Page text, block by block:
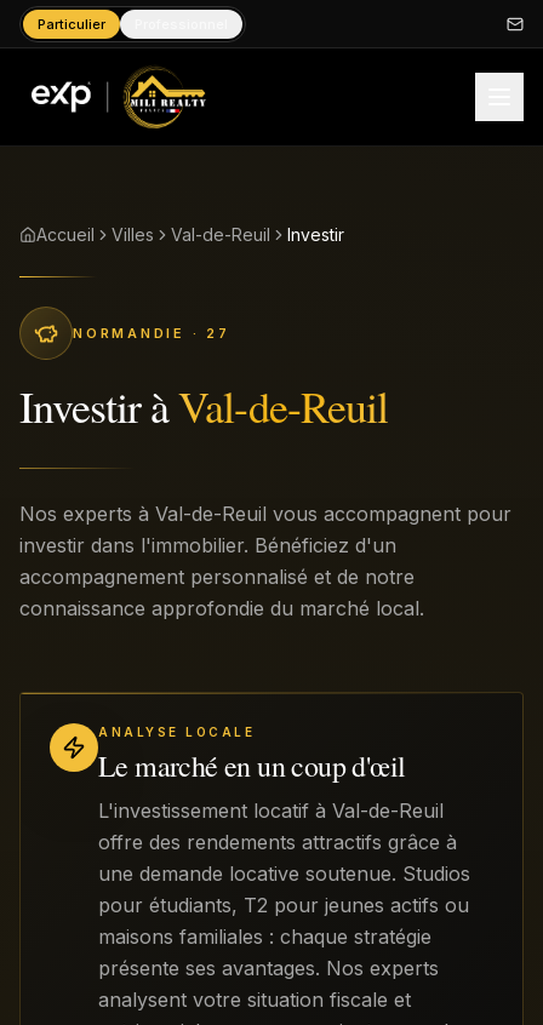
Particulier
Accueil Villes Val-de-Reuil Investir
NORMANDIE · 27
InvestiràVal-de-Reuil
Nos experts à Val-de-Reuil vous accompagnent pour
investir dans l'immobilier. Bénéficiez d'un
accompagnement personnalisé et de notre
connaissance approfondie du marché local.
ANALYSE LOCALE
Le marché en un coup d'œil
L'investissement locatif à Val-de-Reuil
offre des rendements attractifs grâce à
une demande locative soutenue. Studios
pour étudiants, T2 pour jeunes actifs ou
maisons familiales : chaque stratégie
présente ses avantages. Nos experts
analysent votre situation fiscale et